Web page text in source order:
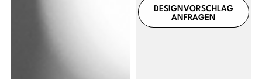
DESIGNVORSCHLAG
ANFRAGEN